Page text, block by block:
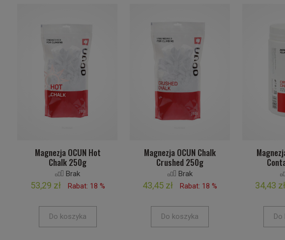
Magnezja OCUN Hot
Chalk 250g
Brak
53,29 zł Rabat: 18 %
Do koszyka
Magnezja OCUN Chalk
Crushed 250g
Brak
43,45 zł Rabat: 18 %
Do koszyka
34,43 zł
Do